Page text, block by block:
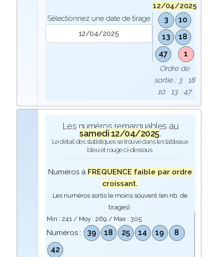
Sélectionnez une date de tirage
12/04/2025
3
10
13
18
47
1
Ordre de
sortie : 3 18
10 13 47
Les numéros remarquables au
samedi 12/04/2025.
Le détail des statistiques se trouve dans les tableaux
bleu et rouge ci-dessous.
Numéros à FREQUENCE faible par ordre
croissant.
Les numéros sortis le moins souvent (en nb. de
tirages).
Min : 241/ Moy : 269 / Max : 305
Numéros : 39 18 25 14 19
8
42